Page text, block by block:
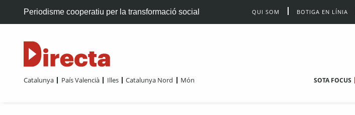
Periodisme cooperatiu per la transformació social QUI SOM BOTIGA EN LÍNIA
Catalunya País Valencià Illes Catalunya Nord Món SOTA FOCUS